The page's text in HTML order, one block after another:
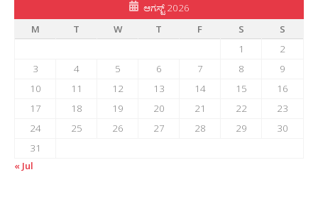
ಆಗಸ್ಟ್ 2026
M
T W T F S
S
1
2
3
4 5 6 7 8
9
10
11 12 13 14 15
16
17
18 19 20 21 22
23
24
25 26 27 28 29
30
31
« Jul